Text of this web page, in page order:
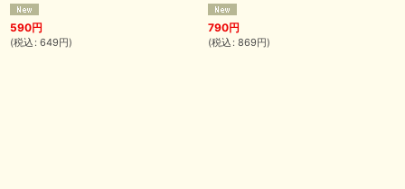
590円
(税込 : 649円)
790円
(税込 : 869円)